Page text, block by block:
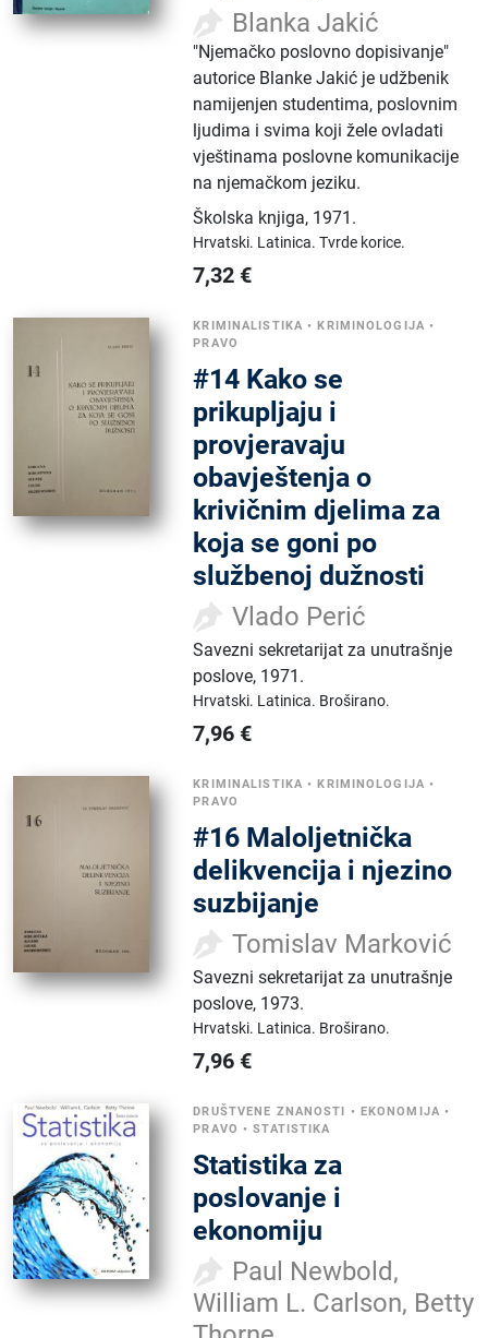
Blanka Jakić
"Njemačko poslovno dopisivanje"
autorice Blanke Jakić je udžbenik
namijenjen studentima, poslovnim
ljudima i svima koji žele ovladati
vještinama poslovne komunikacije
na njemačkom jeziku.
Školska knjiga, 1971.
Hrvatski. Latinica.Tvrde korice.
7,32 €
KRIMINALISTIKA •KRIMINOLOGIJA •
PRAVO
#14 Kako se
prikupljaju i
provjeravaju
obavještenja o
krivičnim djelima za
koja se goni po
službenoj dužnosti
Vlado Perić
Savezni sekretarijat za unutrašnje
poslove, 1971.
Hrvatski. Latinica. Broširano.
7,96 €
KRIMINALISTIKA •KRIMINOLOGIJA •
PRAVO
#16 Maloljetnička
delikvencija i njezino
suzbijanje
Tomislav Marković
Savezni sekretarijat za unutrašnje
poslove, 1973.
Hrvatski. Latinica. Broširano.
7,96 €
DRUŠTVENE ZNANOSTI • EKONOMIJA •
PRAVO •STATISTIKA
Statistika za
poslovanje i
ekonomiju
Paul Newbold,
William L. Carlson, Betty